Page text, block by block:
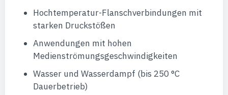
Hochtemperatur-Flanschverbindungen mit
starken Druckstößen
Anwendungen mit hohen
Medienströmungsgeschwindigkeiten
Wasser und Wasserdampf (bis 250 °C
Dauerbetrieb)